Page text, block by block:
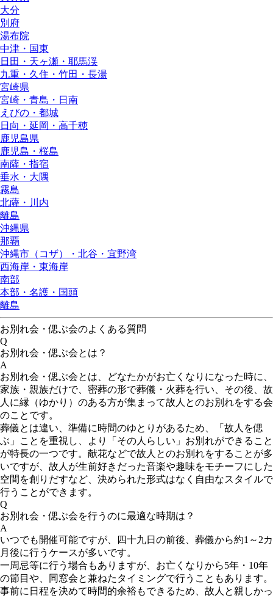
大分
別府
湯布院
中津・国東
日田・天ヶ瀬・耶馬渓
九重・久住・竹田・長湯
宮崎県
宮崎・青島・日南
えびの・都城
日向・延岡・高千穂
鹿児島県
鹿児島・桜島
南薩・指宿
垂水・大隅
霧島
北薩・川内
離島
沖縄県
那覇
沖縄市（コザ）・北谷・宜野湾
西海岸・東海岸
南部
本部・名護・国頭
離島
お別れ会・偲ぶ会のよくある質問
Q
お別れ会・偲ぶ会とは？
A
お別れ会・偲ぶ会とは、どなたかがお亡くなりになった時に、
家族・親族だけで、密葬の形で葬儀・火葬を行い、その後、故
人に縁（ゆかり）のある方が集まって故人とのお別れをする会
のことです。
葬儀とは違い、準備に時間のゆとりがあるため、「故人を偲
ぶ」ことを重視し、より「その人らしい」お別れができること
が特長の一つです。献花などで故人とのお別れをすることが多
いですが、故人が生前好きだった音楽や趣味をモチーフにした
空間を創りだすなど、決められた形式はなく自由なスタイルで
行うことができます。
Q
お別れ会・偲ぶ会を行うのに最適な時期は？
A
いつでも開催可能ですが、四十九日の前後、葬儀から約1～2カ
月後に行うケースが多いです。
一周忌等に行う場合もありますが、お亡くなりから5年・10年
の節目や、同窓会と兼ねたタイミングで行うこともあります。
事前に日程を決めて時間的余裕もできるため、故人と親しかっ